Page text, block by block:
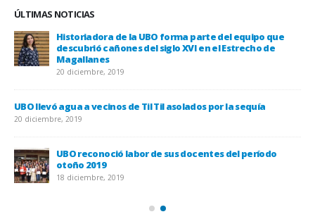
ÚLTIMAS NOTICIAS
Historiadora de la UBO forma parte del equipo que
descubrió cañones del siglo XVI en el Estrecho de
Magallanes
20 diciembre, 2019
UBO llevó agua a vecinos de Til Til asolados por la sequía
20 diciembre, 2019
UBO reconoció labor de sus docentes del período
otoño 2019
18 diciembre, 2019